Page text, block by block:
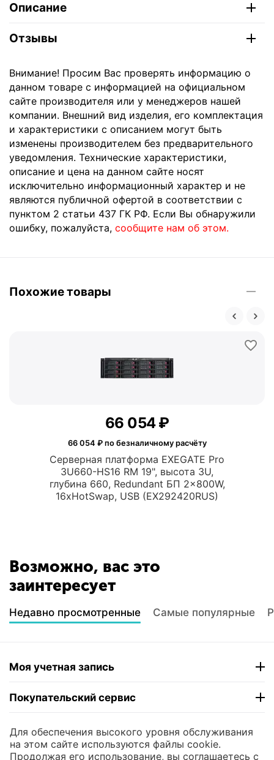
Описание
Отзывы
Внимание! Просим Вас проверять информацию о
данном товаре с информацией на официальном
сайте производителя или у менеджеров нашей
компании. Внешний вид изделия, его комплектация
и характеристики с описанием могут быть
изменены производителем без предварительного
уведомления. Технические характеристики,
описание и цена на данном сайте носят
исключительно информационный характер и не
являются публичной офертой в соответствии с
пунктом 2 статьи 437 ГК РФ. Если Вы обнаружили
ошибку, пожалуйста, сообщите нам об этом.
Похожие товары
Серверная платформа EXEGATE Pro
3U660-HS16 RM 19", высота 3U,
глубина 660, Redundant БП 2x800W,
16xHotSwap, USB (EX292420RUS)
66 054₽
66 054 ₽ по безналичному расчёту
Возможно, вас это
заинтересует
Недавно просмотренные Самые популярные
Моя учетная запись
Покупательский сервис
Контакты
Для обеспечения высокого уровня обслуживания
на этом сайте используются файлы cookie.
Продолжая его использование, вы соглашаетесь с